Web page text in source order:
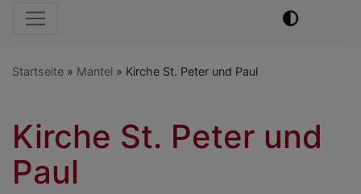
Hauptnavigation
Startseite Mantel Kirche St. Peter und Paul
Kirche St. Peter und
Paul